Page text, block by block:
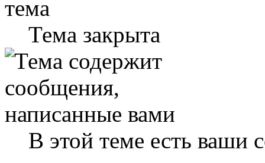
Тема закрыта
В этой теме есть ваши